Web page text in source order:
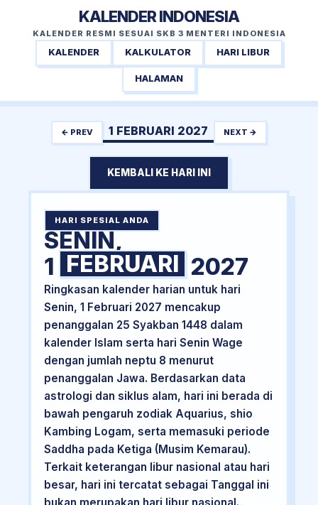
KALENDER INDONESIA
KALENDER RESMI SESUAI SKB 3 MENTERI INDONESIA
KALENDER KALKULATOR HARI LIBUR
HALAMAN
← PREV 1 FEBRUARI 2027 NEXT →
KEMBALI KE HARI INI
HARI SPESIAL ANDA
SENIN,
1 FEBRUARI 2027
Ringkasan kalender harian untuk hari
Senin, 1 Februari 2027 mencakup
penanggalan 25 Syakban 1448 dalam
kalender Islam serta hari Senin Wage
dengan jumlah neptu 8 menurut
penanggalan Jawa. Berdasarkan data
astrologi dan siklus alam, hari ini berada di
bawah pengaruh zodiak Aquarius, shio
Kambing Logam, serta memasuki periode
Saddha pada Ketiga (Musim Kemarau).
Terkait keterangan libur nasional atau hari
besar, hari ini tercatat sebagai Tanggal ini